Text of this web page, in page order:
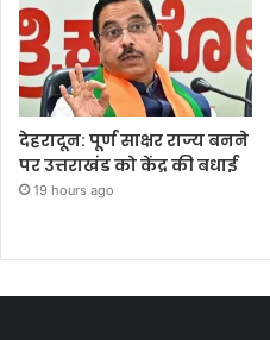
देहरादून: पूर्ण साक्षर राज्य बनने
पर उत्तराखंड को केंद्र की बधाई
19 hours ago